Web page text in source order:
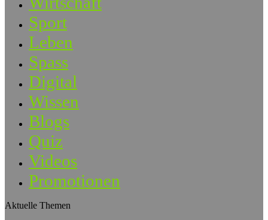
Sport
Leben
Spass
Digital
Wissen
Blogs
Quiz
Videos
Promotionen
Aktuelle Themen